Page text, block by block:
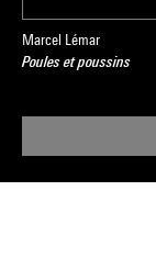
Marcel Lémar
Poules et poussins